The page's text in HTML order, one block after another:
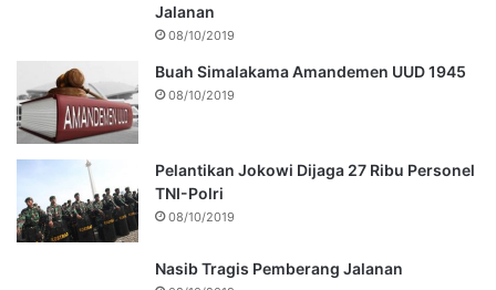
Jalanan
08/10/2019
Buah Simalakama Amandemen UUD 1945
08/10/2019
Pelantikan Jokowi Dijaga 27 Ribu Personel
TNI-Polri
08/10/2019
Nasib Tragis Pemberang Jalanan